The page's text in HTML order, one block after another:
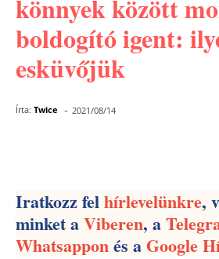
könnyek között
boldogító igent:
esküvőjük
Írta: Twice - 2021/08/14
Iratkozz felhírlevelünkre,
minket aViberen, a
Whatsapponés aGoogle